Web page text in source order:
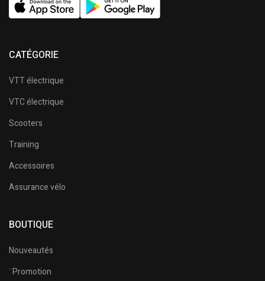
CATÉGORIE
VTT électrique
VTC électrique
Scooters
Training
Accessoires
Assurance vélo
BOUTIQUE
Nouveautés
¨Promotion